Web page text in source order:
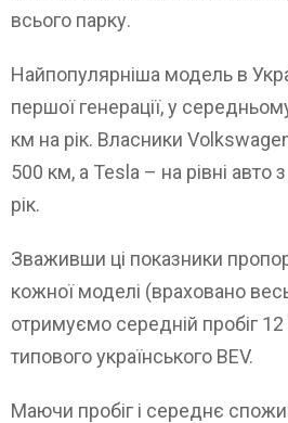
всього парку.
Найпопулярніша модель в
першої генерації, у
км на рік. Власники
500 км, а Tesla – на рівні
рік.
Зваживши ці показники
кожної моделі (враховано
отримуємо середній пробіг
типового українського BEV.
Маючи пробіг і середнє